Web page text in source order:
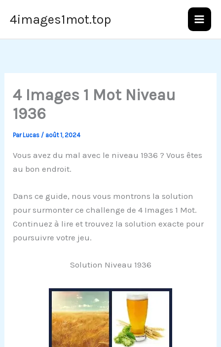
4images1mot.top
4 Images 1 Mot Niveau
1936
ParLucas / août 1, 2024
Vous avez du mal avec le niveau 1936 ? Vous êtes
au bon endroit.
Dans ce guide, nous vous montrons la solution
pour surmonter ce challenge de 4 Images 1 Mot.
Continuez à lire et trouvez la solution exacte pour
poursuivre votre jeu.
Solution Niveau 1936